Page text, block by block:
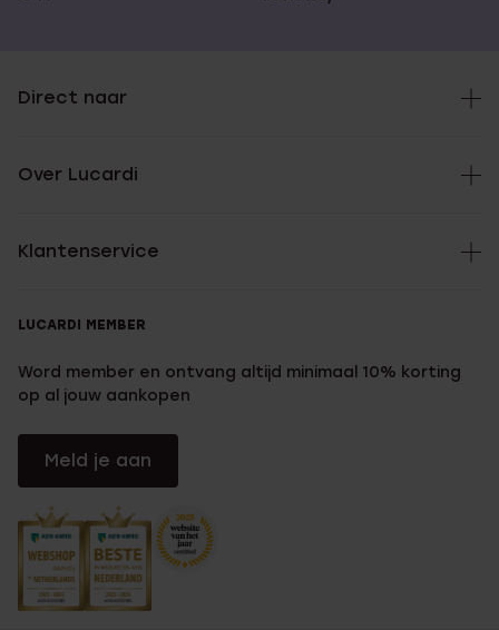
Direct naar
Over Lucardi
Klantenservice
LUCARDI MEMBER
Word member en ontvang altijd minimaal 10% korting
op al jouw aankopen
Meld je aan